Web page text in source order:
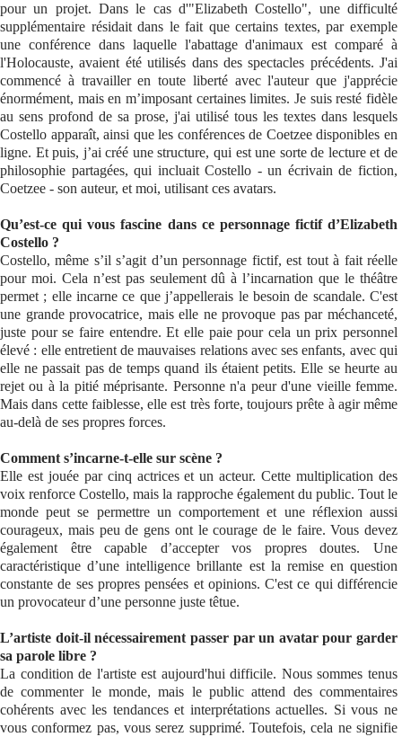
pour un projet. Dans le cas d'"Elizabeth Costello", une difficulté
supplémentaire résidait dans le fait que certains textes, par exemple
une conférence dans laquelle l'abattage d'animaux est comparé à
l'Holocauste, avaient été utilisés dans des spectacles précédents. J'ai
commencé à travailler en toute liberté avec l'auteur que j'apprécie
énormément, mais en m’imposant certaines limites. Je suis resté fidèle
au sens profond de sa prose, j'ai utilisé tous les textes dans lesquels
Costello apparaît, ainsi que les conférences de Coetzee disponibles en
ligne. Et puis, j’ai créé une structure, qui est une sorte de lecture et de
philosophie partagées, qui incluait Costello - un écrivain de fiction,
Coetzee - son auteur, et moi, utilisant ces avatars.
Qu’est-ce qui vous fascine dans ce personnage fictif d’Elizabeth
Costello ?
Costello, même s’il s’agit d’un personnage fictif, est tout à fait réelle
pour moi. Cela n’est pas seulement dû à l’incarnation que le théâtre
permet ; elle incarne ce que j’appellerais le besoin de scandale. C'est
une grande provocatrice, mais elle ne provoque pas par méchanceté,
juste pour se faire entendre. Et elle paie pour cela un prix personnel
élevé : elle entretient de mauvaises relations avec ses enfants, avec qui
elle ne passait pas de temps quand ils étaient petits. Elle se heurte au
rejet ou à la pitié méprisante. Personne n'a peur d'une vieille femme.
Mais dans cette faiblesse, elle est très forte, toujours prête à agir même
au-delà de ses propres forces.
Comment s’incarne-t-elle sur scène ?
Elle est jouée par cinq actrices et un acteur. Cette multiplication des
voix renforce Costello, mais la rapproche également du public. Tout le
monde peut se permettre un comportement et une réflexion aussi
courageux, mais peu de gens ont le courage de le faire. Vous devez
également être capable d’accepter vos propres doutes. Une
caractéristique d’une intelligence brillante est la remise en question
constante de ses propres pensées et opinions. C'est ce qui différencie
un provocateur d’une personne juste têtue.
L’artiste doit-il nécessairement passer par un avatar pour garder
sa parole libre ?
La condition de l'artiste est aujourd'hui difficile. Nous sommes tenus
de commenter le monde, mais le public attend des commentaires
cohérents avec les tendances et interprétations actuelles. Si vous ne
vous conformez pas, vous serez supprimé. Toutefois, cela ne signifie